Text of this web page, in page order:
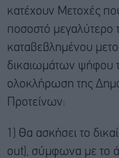
κατέχουν Μετοχές
ποσοστό μεγαλύτερο
καταβεβλημένου
δικαιωμάτων ψήφου
ολοκλήρωση της
Προτείνων:
1) Θα ασκήσει το
out), σύμφωνα με το